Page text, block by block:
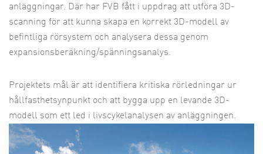
anläggningar. Där har FVB fått i uppdrag att utföra 3D-
scanning för att kunna skapa en korrekt 3D-modell av
befintliga rörsystem och analysera dessa genom
expansionsberäkning/spänningsanalys.
Projektets mål är att identifiera kritiska rörledningar ur
hållfasthetsynpunkt och att bygga upp en levande 3D-
modell som ett led i livscykelanalysen av anläggningen.